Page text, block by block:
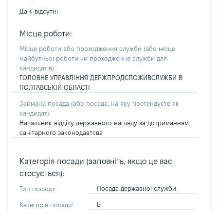
Дані відсутні
Місце роботи:
Місце роботи або проходження служби (або місце
майбутньої роботи чи проходження служби для
кандидатів):
ГОЛОВНЕ УПРАВЛІННЯ ДЕРЖПРОДСПОЖИВСЛУЖБИ В
ПОЛТАВСЬКІЙ ОБЛАСТІ
Займана посада (або посада, на яку претендуєте як
кандидат):
Начальник відділу державного нагляду за дотриманням
санітарного законодавтсва
Категорія посади (заповніть, якщо це вас
стосується):
Тип посади: Посада державної служби
Категорія посади: Б